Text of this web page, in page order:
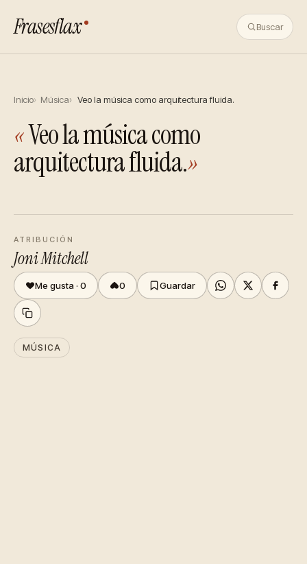
Frasesflax Buscar
Inicio Música Veo la música como arquitectura fluida.
«Veo la música como
arquitectura fluida.»
ATRIBUCIÓN
Joni Mitchell
Me gusta · 0 0 Guardar
MÚSICA